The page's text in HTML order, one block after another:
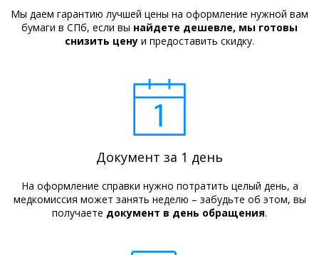
Мы даем гарантию лучшей цены на оформление нужной вам
бумаги в СПб, если вы найдете дешевле, мы готовы
снизить цену и предоставить скидку.
Документ за 1 день
На оформление справки нужно потратить целый день, а
медкомиссия может занять неделю – забудьте об этом, вы
получаете документ в день обращения.